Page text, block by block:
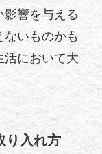
影響を与える
ないものかも
活において大
り入れ方